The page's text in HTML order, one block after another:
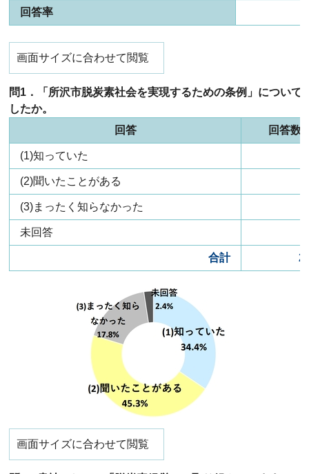
回答率
画面サイズに合わせて閲覧
問1．「所沢市脱炭素社会を実現するための条例」について
したか。
回答
回答数
(1)知っていた
(2)聞いたことがある
(3)まったく知らなかった
未回答
合計
画面サイズに合わせて閲覧